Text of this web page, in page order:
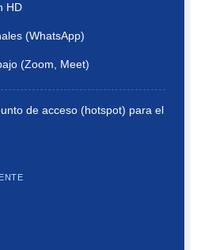
HD
(WhatsApp)
(Zoom, Meet)
de acceso (hotspot) para el